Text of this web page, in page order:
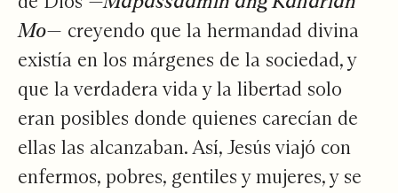
Mo— creyendo que la hermandad divina
existía en los márgenes de la sociedad, y
que la verdadera vida y la libertad solo
eran posibles donde quienes carecían de
ellas las alcanzaban. Así, Jesús viajó con
enfermos, pobres, gentiles y mujeres, y se